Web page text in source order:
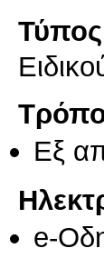
Eξ
e-